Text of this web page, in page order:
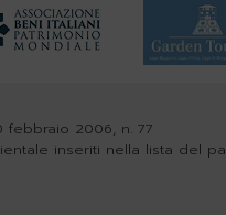
2006, n. 77
inseriti nella lista del